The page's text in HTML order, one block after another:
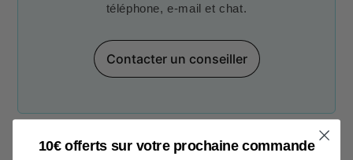
téléphone, e-mail et chat.
Contacter un conseiller
10€ offerts sur votre prochaine commande